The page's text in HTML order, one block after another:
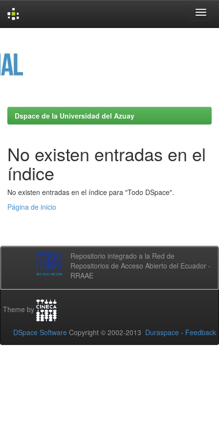
Dspace de la Universidad del Azuay
No existen entradas en el
índice
No existen entradas en el índice para "Todo DSpace".
Página de inicio
Repositorio integrado a la Red de
Repositorios de Acceso Abierto del Ecuador -
RRAAE
Theme by
DSpace Software Copyright © 2002-2013 Duraspace - Feedback